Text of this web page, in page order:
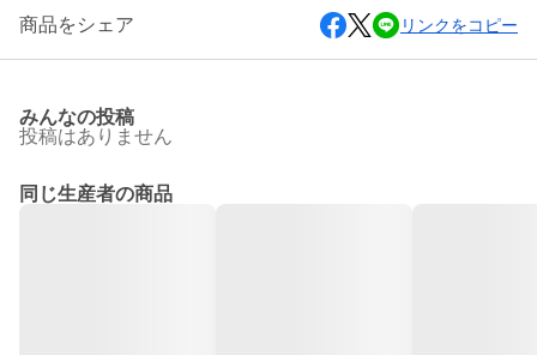
商品をシェア リンクをコピー
みんなの投稿
投稿はありません
同じ生産者の商品